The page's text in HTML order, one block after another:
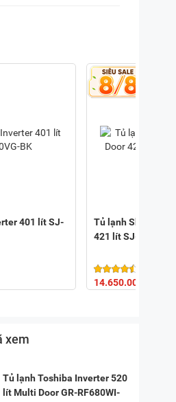
401 lít SJ-
Tủ lạnh Sharp
421 lít SJ-
14.650.000 đ
xem
Tủ lạnh Toshiba Inverter 520
lít Multi Door GR-RF680WI-